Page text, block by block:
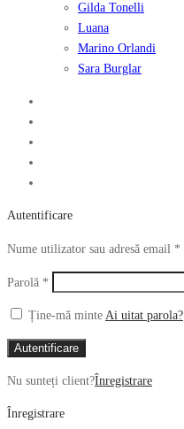
Gilda Tonelli
Luana
Marino Orlandi
Sara Burglar
Autentificare
Nume utilizator sau adresă email *
Parolă *
Ține-mă minte Ai uitat parola?
Autentificare
Nu sunteți client?Înregistrare
Înregistrare